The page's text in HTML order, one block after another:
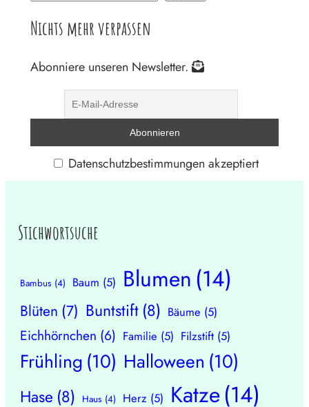
Nichts mehr verpassen
Abonniere unseren Newsletter.
Datenschutzbestimmungen akzeptiert
Stichwortsuche
Bambus (4) Baum (5) Blumen(14)
Blüten (7) Buntstift (8) Bäume (5)
Eichhörnchen (6) Familie (5) Filzstift (5)
Frühling (10) Halloween (10)
Hase (8) Haus (4) Herz (5) Katze(14)